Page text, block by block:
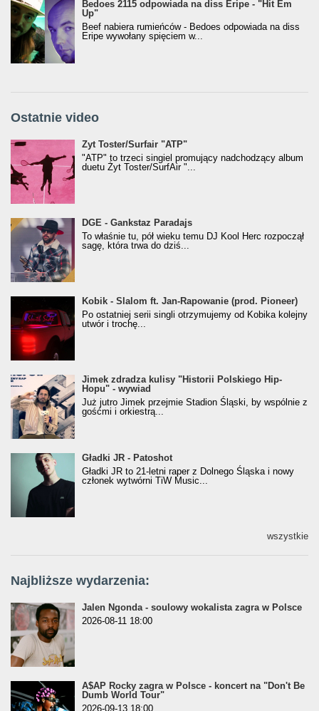
Bedoes 2115 odpowiada na diss Eripe - "Hit Em
Up"
Beef nabiera rumieńców - Bedoes odpowiada na diss
Eripe wywołany spięciem w...
Ostatnie video
Żyt Toster/SurfAir - ATP VIDEO
Żyt Toster/Surfair "ATP"
"ATP" to trzeci singiel promujący nadchodzący album
duetu Żyt Toster/SurfAir "...
donGURALesko z nagrodą za
Klasyczny/Trueschoolowy Album Roku
(Popkillery 2023)
DGE - Gankstaz Paradajs
To właśnie tu, pół wieku temu DJ Kool Herc rozpoczął
sagę, która trwa do dziś...
Kobik - Slalom ft. Jan-Rapowanie (prod. Pioneer)
[Official Music Visualiser]
Kobik - Slalom ft. Jan-Rapowanie (prod. Pioneer)
Po ostatniej serii singli otrzymujemy od Kobika kolejny
utwór i trochę...
Jimek zdradza kulisy "Historii Polskiego Hip-
Hopu" - wywiad
Jimek zdradza kulisy "Historii Polskiego Hip-
Hopu" - wywiad
Już jutro Jimek przejmie Stadion Śląski, by wspólnie z
gośćmi i orkiestrą...
Gładki JR - Patoshot
Gładki JR - Patoshot
Gładki JR to 21-letni raper z Dolnego Śląska i nowy
członek wytwórni TiW Music...
wszystkie
Najbliższe wydarzenia:
Jalen Ngonda - soulowy wokalista zagra w Polsce
2026-08-11 18:00
A$AP Rocky zagra w Polsce - koncert na "Don't Be
Dumb World Tour"
2026-09-13 18:00